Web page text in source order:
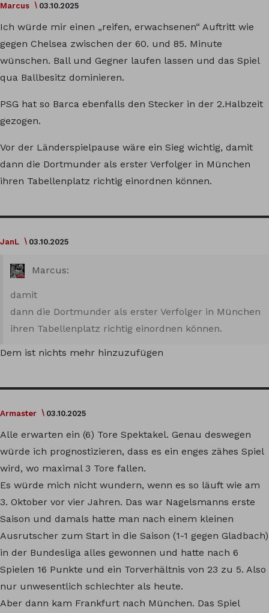
Marcus 03.10.2025
Ich würde mir einen „reifen, erwachsenen“ Auftritt wie
gegen Chelsea zwischen der 60. und 85. Minute
wünschen. Ball und Gegner laufen lassen und das Spiel
qua Ballbesitz dominieren.
PSG hat so Barca ebenfalls den Stecker in der 2.Halbzeit
gezogen.
Vor der Länderspielpause wäre ein Sieg wichtig, damit
dann die Dortmunder als erster Verfolger in München
ihren Tabellenplatz richtig einordnen können.
JanL 03.10.2025
Marcus:
damit
dann die Dortmunder als erster Verfolger in München
ihren Tabellenplatz richtig einordnen können.
Dem ist nichts mehr hinzuzufügen
Armaster 03.10.2025
Alle erwarten ein (6) Tore Spektakel. Genau deswegen
würde ich prognostizieren, dass es ein enges zähes Spiel
wird, wo maximal 3 Tore fallen.
Es würde mich nicht wundern, wenn es so läuft wie am
3. Oktober vor vier Jahren. Das war Nagelsmanns erste
Saison und damals hatte man nach einem kleinen
Ausrutscher zum Start in die Saison (1-1 gegen Gladbach)
in der Bundesliga alles gewonnen und hatte nach 6
Spielen 16 Punkte und ein Torverhältnis von 23 zu 5. Also
nur unwesentlich schlechter als heute.
Aber dann kam Frankfurt nach München. Das Spiel